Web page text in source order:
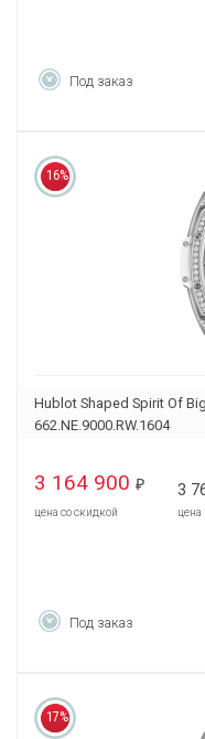
Под заказ
16%
Hublot Shaped Spirit Of
662.NE.9000.RW.1604
3 164 900 ₽
цена со скидкой
3
цена
Под заказ
17%